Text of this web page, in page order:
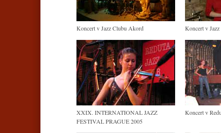
Koncert v Jazz Clubu Akord Koncert v
XXIX. INTERNATIONAL JAZZ
FESTIVAL PRAGUE 2005
Koncert v